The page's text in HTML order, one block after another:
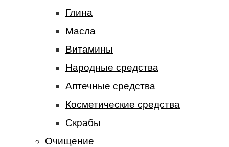
Глина
Масла
Витамины
Народные средства
Аптечные средства
Косметические средства
Скрабы
Очищение